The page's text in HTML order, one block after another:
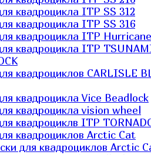
квадроцикла ITP SS 312
квадроцикла ITP SS 316
квадроцикла ITP Hurricane
квадроцикла ITP
квадроциклов CARLISLE
квадроцикла Vice Beadlock
квадроцикла vision wheel
квадроциклв ITP
квадроциклов Arctic Cat
для квадроциклов Arctic